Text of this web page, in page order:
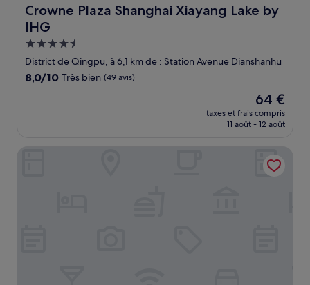
Crowne Plaza Shanghai Xiayang Lake by
IHG
Crowne Plaza Shanghai Xiayang Lake by IHG
Hébergement
4.5 étoiles
District de Qingpu, à 6,1 km de : Station Avenue Dianshanhu
8.0
8,0/10 Très bien (49 avis)
Le
nouveau
prix
de
64 €
64 €
taxes et frais compris
11 août - 12 août